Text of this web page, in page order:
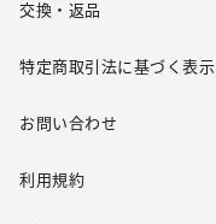
交換・返品
特定商取引法に基づく表示
お問い合わせ
利用規約